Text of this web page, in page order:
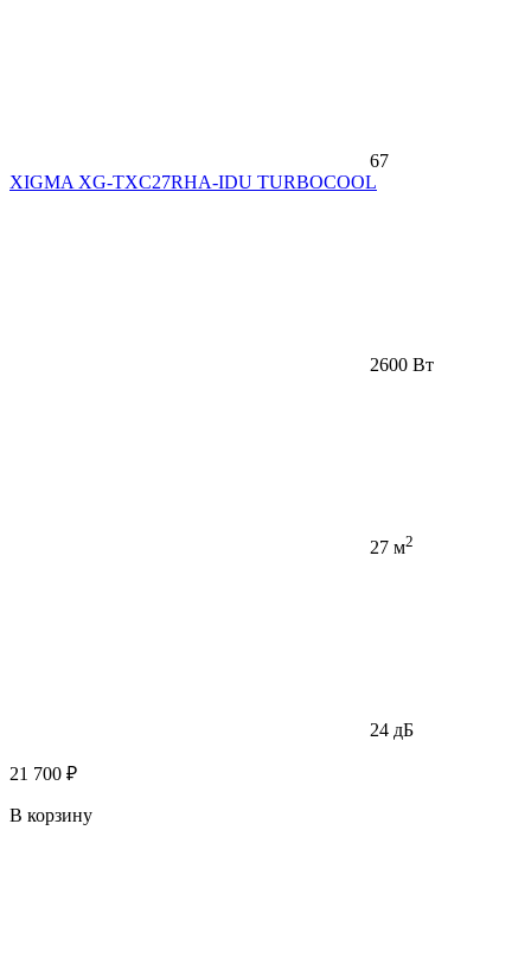
67
XIGMA XG-TXC27RHA-IDU TURBOCOOL
2600 Вт
27 м2
24 дБ
21 700 ₽
В корзину